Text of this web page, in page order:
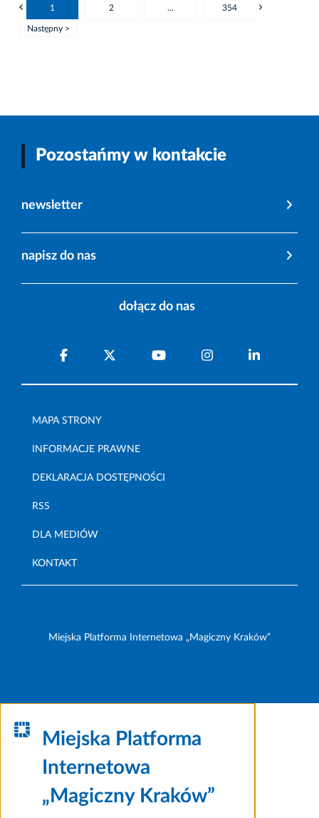
1 2 ... 354
Następny >
Pozostańmy w kontakcie
newsletter
napisz do nas
dołącz do nas
MAPA STRONY
INFORMACJE PRAWNE
DEKLARACJA DOSTĘPNOŚCI
RSS
DLA MEDIÓW
KONTAKT
Miejska Platforma Internetowa „Magiczny Kraków”
Miejska Platforma
Internetowa
„Magiczny Kraków”